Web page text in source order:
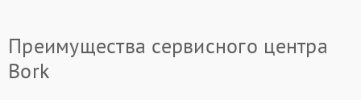
Преимущества сервисного центра
Bork